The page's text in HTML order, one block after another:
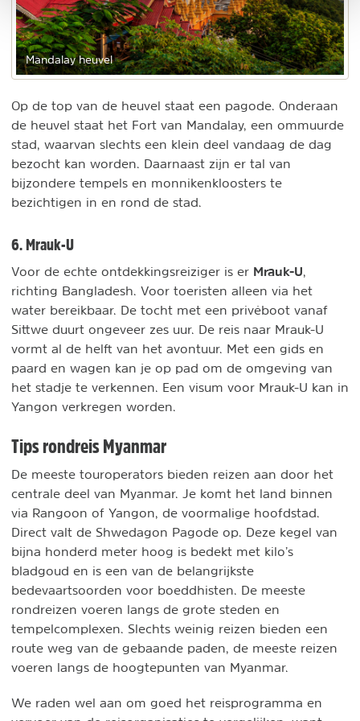
Mandalay heuvel
Op de top van de heuvel staat een pagode. Onderaan
de heuvel staat het Fort van Mandalay, een ommuurde
stad, waarvan slechts een klein deel vandaag de dag
bezocht kan worden. Daarnaast zijn er tal van
bijzondere tempels en monnikenkloosters te
bezichtigen in en rond de stad.
6. Mrauk-U
Voor de echte ontdekkingsreiziger is er Mrauk-U
richting Bangladesh. Voor toeristen alleen via het
water bereikbaar. De tocht met een privéboot vanaf
Sittwe duurt ongeveer zes uur. De reis naar Mrauk-U
vormt al de helft van het avontuur. Met een gids en
paard en wagen kan je op pad om de omgeving van
het stadje te verkennen. Een visum voor Mrauk-U kan in
Yangon verkregen worden.
Tips rondreis Myanmar
De meeste touroperators bieden reizen aan door het
centrale deel van Myanmar. Je komt het land binnen
via Rangoon of Yangon, de voormalige hoofdstad.
Direct valt de Shwedagon Pagode op. Deze kegel van
bijna honderd meter hoog is bedekt met kilo’s
bladgoud en is een van de belangrijkste
bedevaartsoorden voor boeddhisten. De meeste
rondreizen voeren langs de grote steden en
tempelcomplexen. Slechts weinig reizen bieden een
route weg van de gebaande paden, de meeste reizen
voeren langs de hoogtepunten van Myanmar.
We raden wel aan om goed het reisprogramma en